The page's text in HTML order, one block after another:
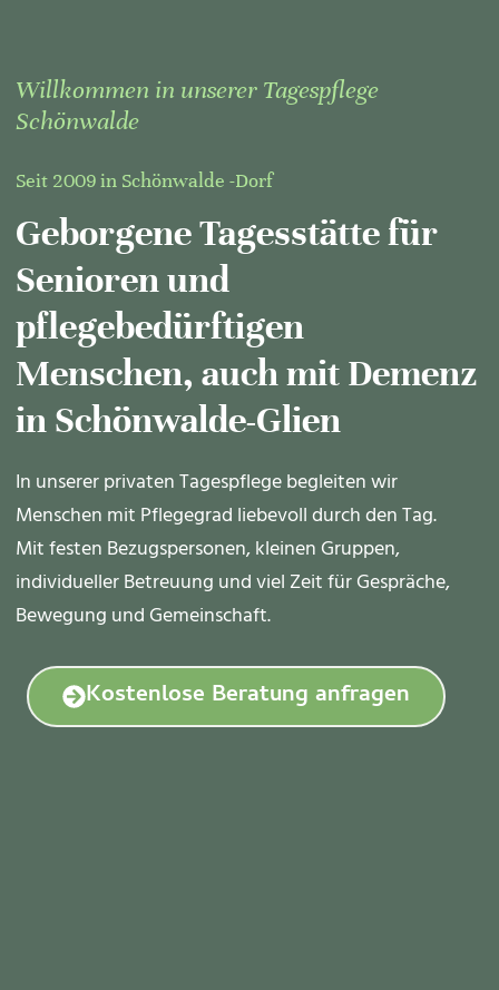
Willkommen in unserer Tagespflege
Schönwalde
Seit 2009 in Schönwalde -Dorf
Geborgene Tagesstätte für
Senioren und
pflegebedürftigen
Menschen, auch mit Demenz
in Schönwalde-Glien
In unserer privaten Tagespflege begleiten wir
Menschen mit Pflegegrad liebevoll durch den Tag.
Mit festen Bezugspersonen, kleinen Gruppen,
individueller Betreuung und viel Zeit für Gespräche,
Bewegung und Gemeinschaft.
Kostenlose Beratung anfragen